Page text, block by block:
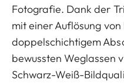
Fotografie. Dank der
mit einer Auflösung von
doppelschichtigem
bewussten Weglassen
Schwarz-Weiß-